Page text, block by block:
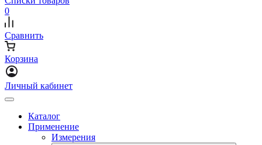
0
Сравнить
Корзина
Личный кабинет
Каталог
Применение
Измерения